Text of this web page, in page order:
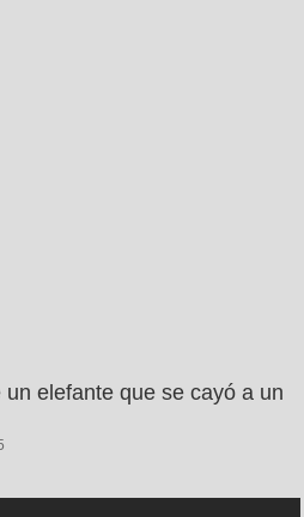
elefante que se cayó a un